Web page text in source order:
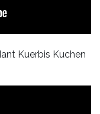
Kuerbis Kuchen